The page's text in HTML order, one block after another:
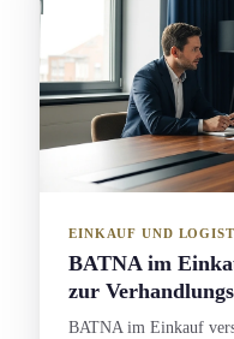
EINKAUF UND
BATNA im
zur
BATNA im Einkauf